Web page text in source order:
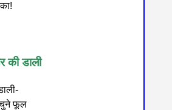
डाली
चुने फूल